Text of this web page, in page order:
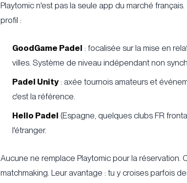
Playtomic n'est pas la seule app du marché
profil :
GoodGame Padel : focalisée sur la mise en
villes. Système de niveau indépendant non
Padel Unity: axée tournois amateurs et
c'est la référence.
Hello Padel (Espagne, quelques clubs FR
l'étranger.
Aucune ne remplace Playtomic pour la
matchmaking. Leur avantage : tu y croises parfois